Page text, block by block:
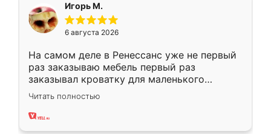
Игорь М.
6 августа 2026
На самом деле в Ренессанс уже не первый
раз заказываю мебель первый раз
заказывал кроватку для маленького
ребёнка при его рождении ,во второй раз
заказал шкаф-купе. По качеству очень
хорошее сборка достаточно быстрая,
Читать полностью